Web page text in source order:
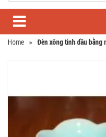
Home » Đèn xông tinh dầu bằng